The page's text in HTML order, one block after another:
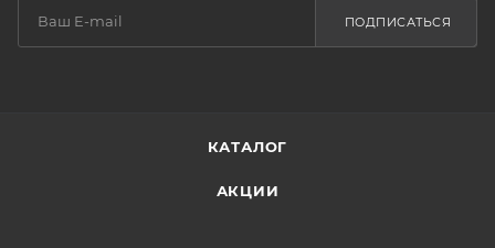
ПОДПИСАТЬСЯ
КАТАЛОГ
АКЦИИ